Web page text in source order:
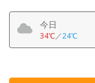
今日
34℃／24℃